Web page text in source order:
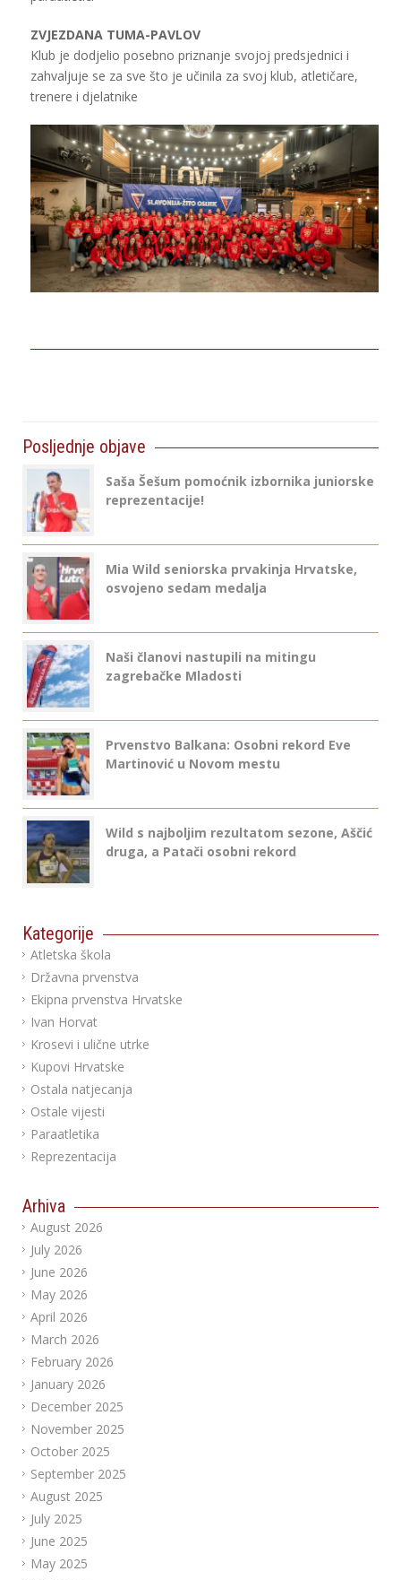
ZVJEZDANA TUMA-PAVLOV
Klub je dodjelio posebno priznanje svojoj predsjednici i
zahvaljuje se za sve što je učinila za svoj klub, atletičare,
trenere i djelatnike
Posljednje objave
Saša Šešum pomoćnik izbornika juniorske
reprezentacije!
Mia Wild seniorska prvakinja Hrvatske,
osvojeno sedam medalja
Naši članovi nastupili na mitingu
zagrebačke Mladosti
Prvenstvo Balkana: Osobni rekord Eve
Martinović u Novom mestu
Wild s najboljim rezultatom sezone, Aščić
druga, a Patači osobni rekord
Kategorije
Atletska škola
Državna prvenstva
Ekipna prvenstva Hrvatske
Ivan Horvat
Krosevi i ulične utrke
Kupovi Hrvatske
Ostala natjecanja
Ostale vijesti
Paraatletika
Reprezentacija
Arhiva
August 2026
July 2026
June 2026
May 2026
April 2026
March 2026
February 2026
January 2026
December 2025
November 2025
October 2025
September 2025
August 2025
July 2025
June 2025
May 2025